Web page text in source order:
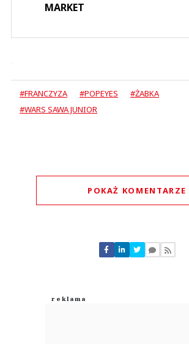
MARKET
#FRANCZYZA #POPEYES
#ŻABKA
#WARS SAWA JUNIOR
POKAŻ KOMENTARZE
Nie znaleziono komentarzy
Zostaw swoje